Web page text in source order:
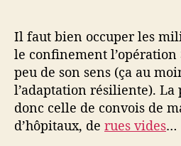
Il faut bien occuper les
le confinement
peu de son sens (ça au
l’adaptation résiliente). La
donc celle de convois de
d’hôpitaux, de rues vides…